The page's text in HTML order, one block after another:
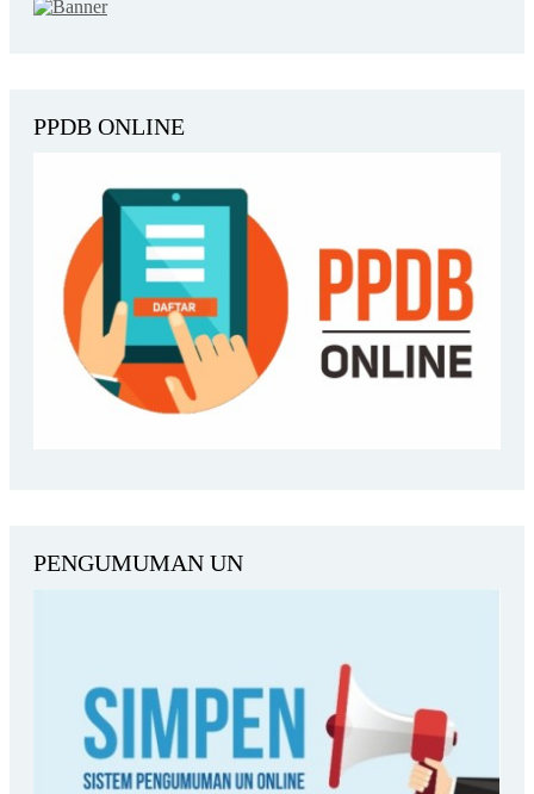
PPDB ONLINE
PENGUMUMAN UN